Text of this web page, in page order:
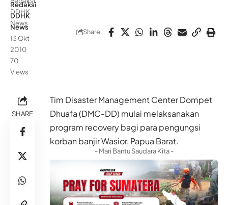
Redaksi
DDHK
News
13 Okt
2010
70
Views
Share
SHARE
Tim Disaster Management Center Dompet
Dhuafa (DMC-DD) mulai melaksanakan
program recovery bagi para pengungsi
korban banjir Wasior, Papua Barat.
- Mari Bantu Saudara Kita -